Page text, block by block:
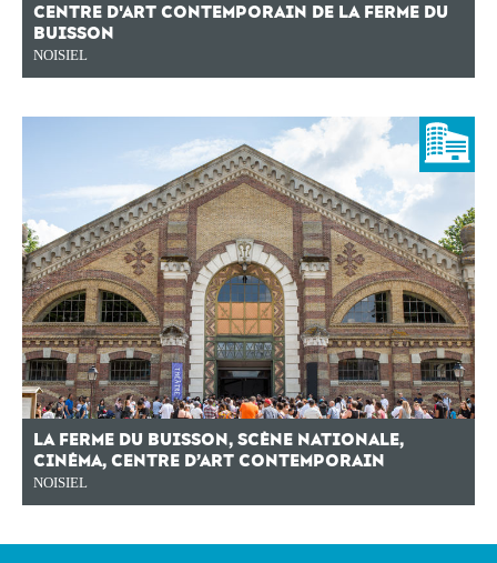
CENTRE D'ART CONTEMPORAIN DE LA FERME DU
BUISSON
NOISIEL
LA FERME DU BUISSON, SCÈNE NATIONALE,
CINÉMA, CENTRE D’ART CONTEMPORAIN
NOISIEL